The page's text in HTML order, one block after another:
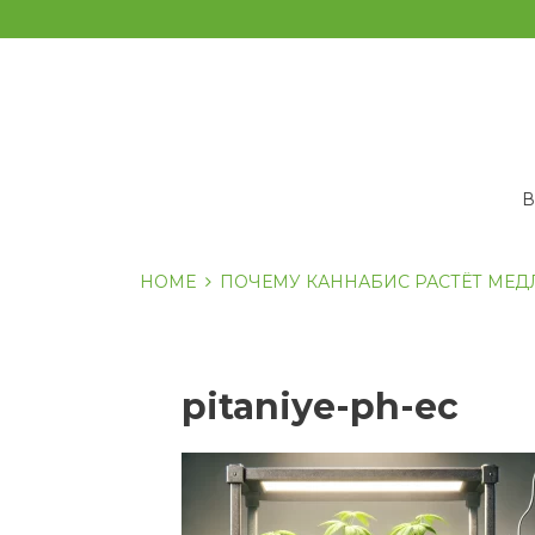
к
HOME ПОЧЕМУ КАННАБИС РАСТЁТ
pitaniye-ph-ec